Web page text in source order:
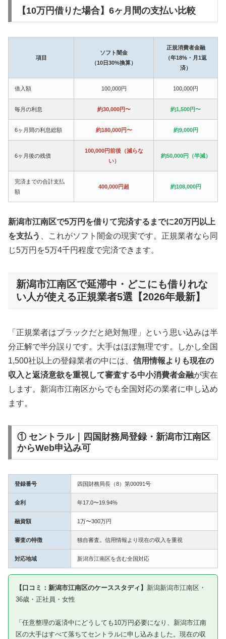
【10万円借りた場合】6ヶ月間の支払い比較
項目
ソフト闇金
（10日30%換算）
正規消費者金融
（年18%・月1返
済）
借入額 100,000円 100,000円
毎月の利息 約30,000円〜 約1,500円〜
6ヶ月間の利息総額 約180,000円〜 約9,000円
6ヶ月後の残債
100,000円前後（減らな
い）
約50,000円（半減）
完済までの合計支払
額
400,000円超 約108,000円
新潟市江南区で5万円を借りて完済するまでに20万円以上
を支払う
、これがソフト闇金の現実です。正規業者なら同
じ5万円を5万4千円程度で完済できます。
新潟市江南区で延滞中・どこにも借りれな
い人が使える正規業者5選【2026年最新】
「正規業者はブラックだと絶対無理」という思い込みは半
分正解で半分誤りです。大手はほぼ無理です。しかし全国
1,500社以上の登録業者の中には、 信用情報よりも現在の
収入と返済意欲を重視して審査する中小消費者金融が実在
します。新潟市江南区からでも全国対応の業者に申し込め
ます。
① セントラル｜四国財務局登録・新潟市江南区
からWeb申込み可
登録番号 四国財務局長（8）第00091号
金利 年17.0〜19.94%
融資額 1万〜300万円
審査の特徴 独自審査。信用情報より現在の収入を重視
対応地域 新潟市江南区を含む全国対応
【口コミ：新潟市江南区のケーススタディ】 新潟新潟市江南区・
36歳・正社員・女性
「任意整理の返済中にどうしても10万円必要になり、新潟市江南
区の大手はすべて落ちてセントラルに申し込みました。現在の収